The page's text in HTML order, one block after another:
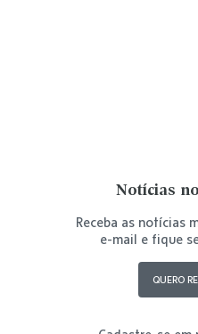
Notícias
Receba as notícias
e-mail e fique
QUERO